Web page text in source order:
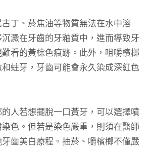
丁、菸焦油等物質無法在水中溶
澱在牙齒的牙釉質中，進而導致牙
看的黃棕色痕跡。此外，咀嚼檳榔
蛀牙，牙齒可能會永久染成深紅色
人若想擺脫一口黃牙，可以選擇噴
色。但若是染色嚴重，則須在醫師
齒美白療程。抽菸、嚼檳榔不僅嚴